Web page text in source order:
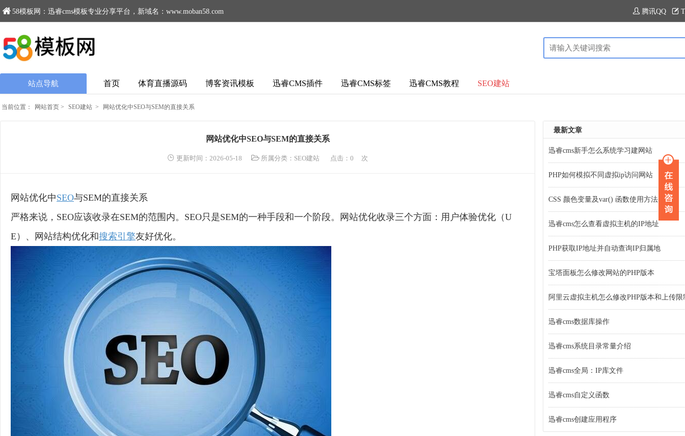
58模板网：迅睿cms模板专业分享平台，新域名：www.moban58.com 腾讯QQ
站点导航 首页 体育直播源码 博客资讯模板 迅睿CMS插件 迅睿CMS标签 迅睿CMS教程 SEO建站
当前位置： 网站首页 > SEO建站 > 网站优化中SEO与SEM的直接关系
网站优化中SEO与SEM的直接关系
更新时间：2026-05-18 所属分类： SEO建站 点击： 0 次
网站优化中SEO与SEM的直接关系
严格来说，SEO应该收录在SEM的范围内。SEO只是SEM的一种手段和一个阶段。网站优化收录三个方面：用户体验优化（U
E）、网站结构优化和搜索引擎友好优化。
最新文章
迅睿cms新手怎么系统学习建网站
PHP如何模拟不同虚拟ip访问网站
CSS 颜色变量及var() 函数使用方法
迅睿cms怎么查看虚拟主机的IP地址
PHP获取IP地址并自动查询IP归属地
宝塔面板怎么修改网站的PHP版本
阿里云虚拟主机怎么修改PHP版本和上传限
迅睿cms数据库操作
迅睿cms系统目录常量介绍
迅睿cms全局：IP库文件
迅睿cms自定义函数
迅睿cms创建应用程序